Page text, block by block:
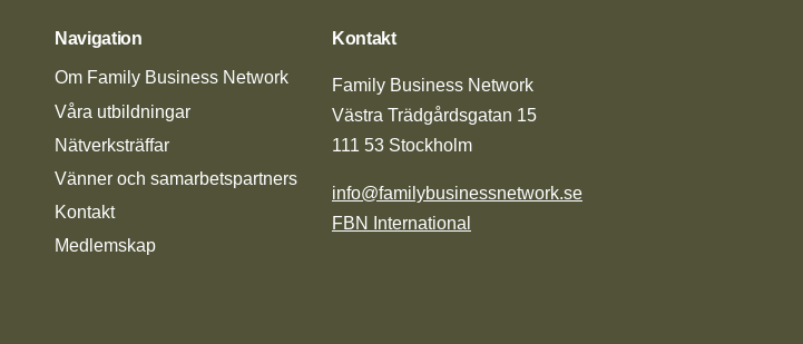
Navigation
Om Family Business Network
Våra utbildningar
Nätverksträffar
Vänner och samarbetspartners
Kontakt
Medlemskap
Kontakt
Family Business Network
Västra Trädgårdsgatan 15
111 53 Stockholm
info@familybusinessnetwork.se
FBN International